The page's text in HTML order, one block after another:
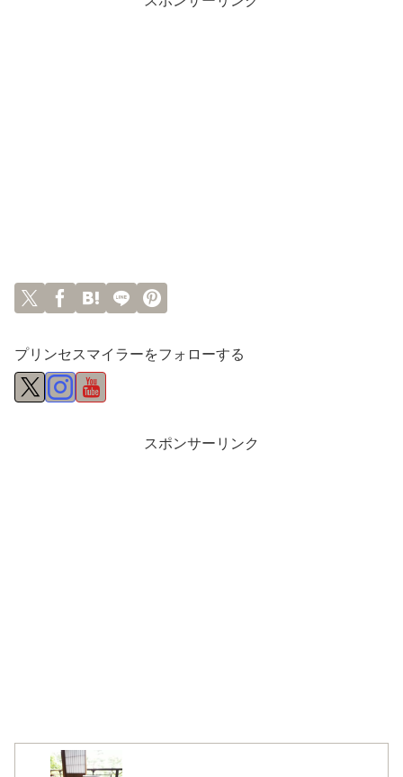
プリンセスマイラーをフォローする
スポンサーリンク